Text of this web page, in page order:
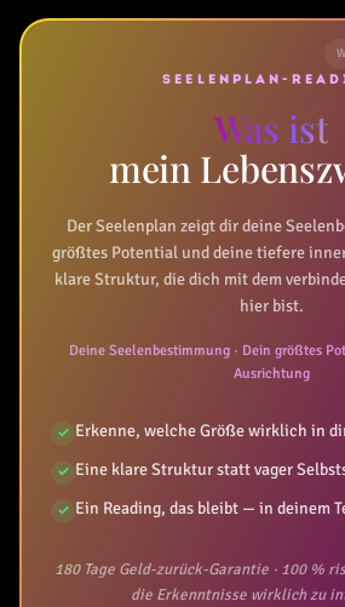
SEELENPLAN-
Was ist
mein
Der Seelenplan zeigt dir deine
größtes Potential und deine tiefere
klare Struktur, die dich mit dem
hier bist.
Deine Seelenbestimmung · Dein größtes
Ausrichtung
✓ Erkenne, welche Größe wirklich in
✓ Eine klare Struktur statt vager
✓ Ein Reading, das bleibt — in deinem
180 Tage Geld-zurück-Garantie · 100 %
die Erkenntnisse wirklich zu